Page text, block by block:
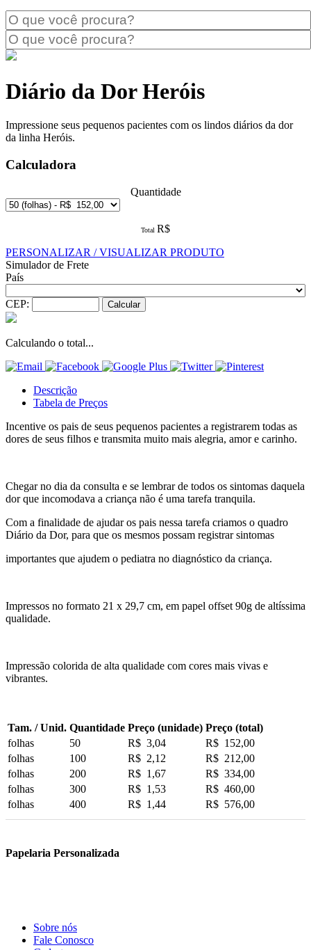
Diário da Dor Heróis
Impressione seus pequenos pacientes com os lindos diários da dor
da linha Heróis.
Calculadora
Quantidade
Total R$
PERSONALIZAR / VISUALIZAR PRODUTO
Simulador de Frete
País
CEP:
Calculando o total...
Descrição
Tabela de Preços
Incentive os pais de seus pequenos pacientes a registrarem todas as
dores de seus filhos e transmita muito mais alegria, amor e carinho.
Chegar no dia da consulta e se lembrar de todos os sintomas daquela
dor que incomodava a criança não é uma tarefa tranquila.
Com a finalidade de ajudar os pais nessa tarefa criamos o quadro
Diário da Dor, para que os mesmos possam registrar sintomas
importantes que ajudem o pediatra no diagnóstico da criança.
Impressos no formato 21 x 29,7 cm, em papel offset 90g de altíssima
qualidade.
Impressão colorida de alta qualidade com cores mais vivas e
vibrantes.
Tam. / Unid. Quantidade Preço (unidade) Preço (total)
folhas
50 R$ 3,04
R$ 152,00
folhas
100 R$ 2,12
R$ 212,00
folhas
200 R$ 1,67
R$ 334,00
folhas
300 R$ 1,53
R$ 460,00
folhas
400 R$ 1,44 R$ 576,00
Papelaria Personalizada
Sobre nós
Fale Conosco